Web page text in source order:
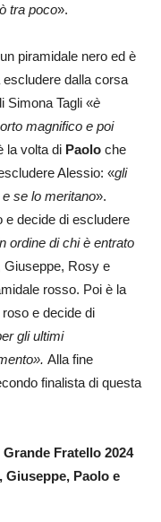
tra poco».
piramidale nero ed è
dalla corsa
Simona Tagli «è
magnifico e poi
la volta di Paolo che
Alessio: «gli
se lo meritano».
decide di escludere
ordine di chi è entrato
Giuseppe, Rosy e
rosso. Poi è la
e decide di
gli ultimi
Alla fine
finalista di questa
Fratello 2024
Giuseppe, Paolo e